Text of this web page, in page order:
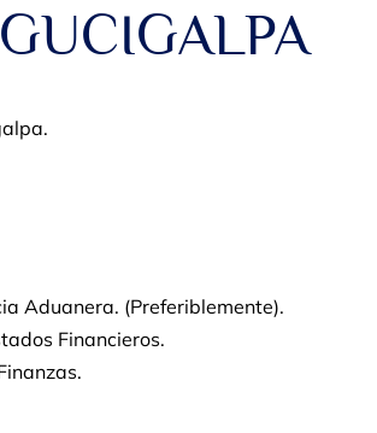
Aduanera. (Preferiblemente).
Financieros.